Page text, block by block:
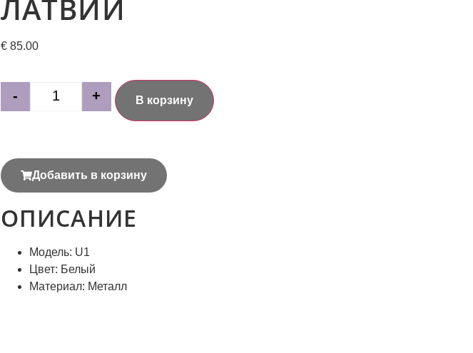
ЛАТВИИ
€ 85.00
- + В корзину
Добавить в корзину
ОПИСАНИЕ
Модель: U1
Цвет: Белый
Материал: Металл